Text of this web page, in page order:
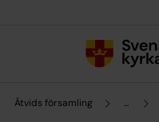
Åtvids församling ...